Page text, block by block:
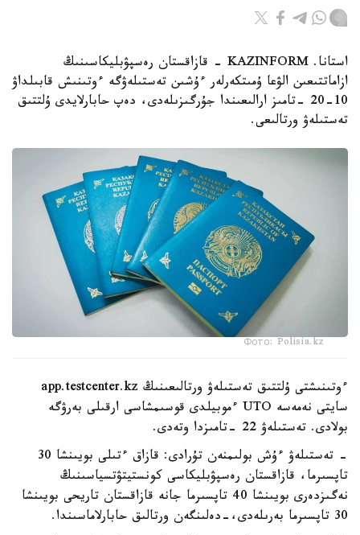
استانا. KAZINFORM - قازاقستان رەسپۋبليكاسىنىڭ
ازاماتتىعىن الۋعا ۇمىتكەرلەر ءۇشىن تەستىلەۋگە ءوتىنىش قابىلداۋ
10-20 -تامىز ارالىعىندا جۇرگىزىلەدى، دەپ حابارلايدى ۇلتتىق
تەستىلەۋ ورتالىعى.
Фото: Polisia.kz
ءوتىنىشتى ۇلتتىق تەستىلەۋ ورتالىعىنىڭ app.testcenter.kz
سايتى نەمەسە UTO ءموبيلدى قوسىمشاسى ارقىلى بەرۋگە
بولادى. تەستىلەۋ 22 -تامىزدا وتەدى.
- تەستىلەۋ ءۇش بولىمنەن تۇرادى: قازاق ءتىلى بويىنشا 30
تاپسىرما، قازاقستان رەسپۋبليكاسى كونستيتۋتسياسىنىڭ
نەگىزدەرى بويىنشا 40 تاپسىرما جانە قازاقستان تاريحى بويىنشا
30 تاپسىرما بەرىلەدى،-دەلىنگەن ورتالىق حابارلاماسىندا.